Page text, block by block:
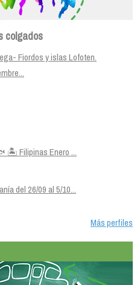
colgados
Fiordos y islas Lofoten.
🏝️ Filipinas Enero ...
del 26/09 al 5/10...
Más perfiles